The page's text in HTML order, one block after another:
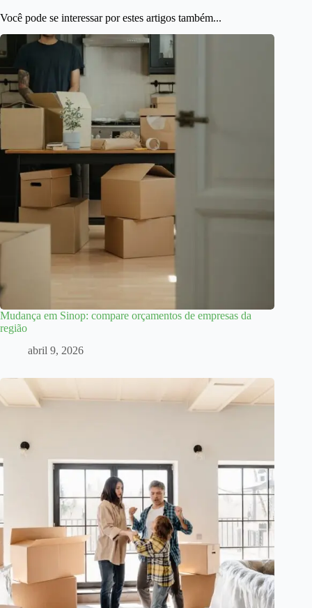
Você pode se interessar por estes artigos também...
Mudança em Sinop: compare orçamentos de empresas da
região
abril 9, 2026